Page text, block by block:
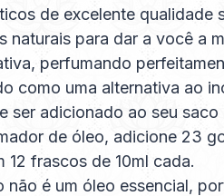
de excelente
naturais para dar a você a
perfumando
como uma alternativa ao
ser adicionado ao seu
de óleo, adicione 23
12 frascos de 10ml cada.
não é um óleo essencial,